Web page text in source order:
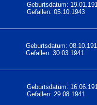
Geburtsdatum:
Gefallen: 05.10.1943
Geburtsdatum:
Gefallen: 30.03.1941
Geburtsdatum:
Gefallen: 29.08.1941